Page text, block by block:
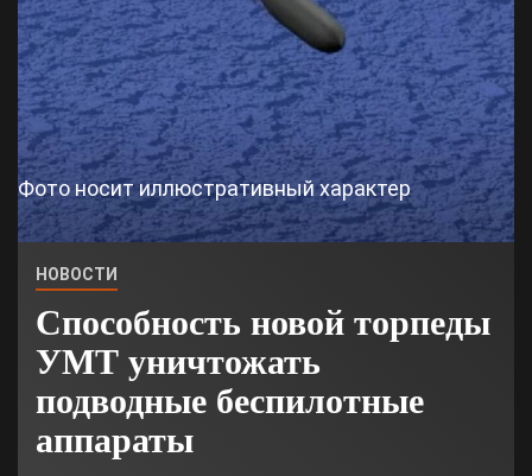
Фото носит иллюстративный характер
НОВОСТИ
Способность новой торпеды
УМТ уничтожать
подводные беспилотные
аппараты